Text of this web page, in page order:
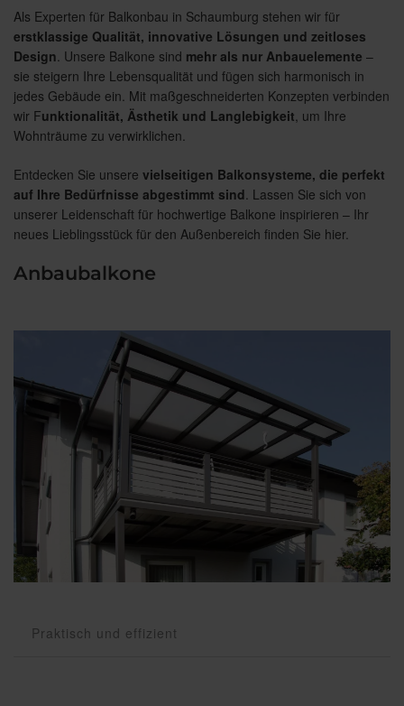
Als Experten für Balkonbau in Schaumburg stehen wir für
erstklassige Qualität, innovative Lösungen und zeitloses
Design. Unsere Balkone sind mehr als nur Anbauelemente –
sie steigern Ihre Lebensqualität und fügen sich harmonisch in
jedes Gebäude ein. Mit maßgeschneiderten Konzepten verbinden
wir Funktionalität, Ästhetik und Langlebigkeit, um Ihre
Wohnträume zu verwirklichen.
Entdecken Sie unsere vielseitigen Balkonsysteme, die perfekt
auf Ihre Bedürfnisse abgestimmt sind. Lassen Sie sich von
unserer Leidenschaft für hochwertige Balkone inspirieren – Ihr
neues Lieblingsstück für den Außenbereich finden Sie hier.
Anbaubalkone
Praktisch und effizient